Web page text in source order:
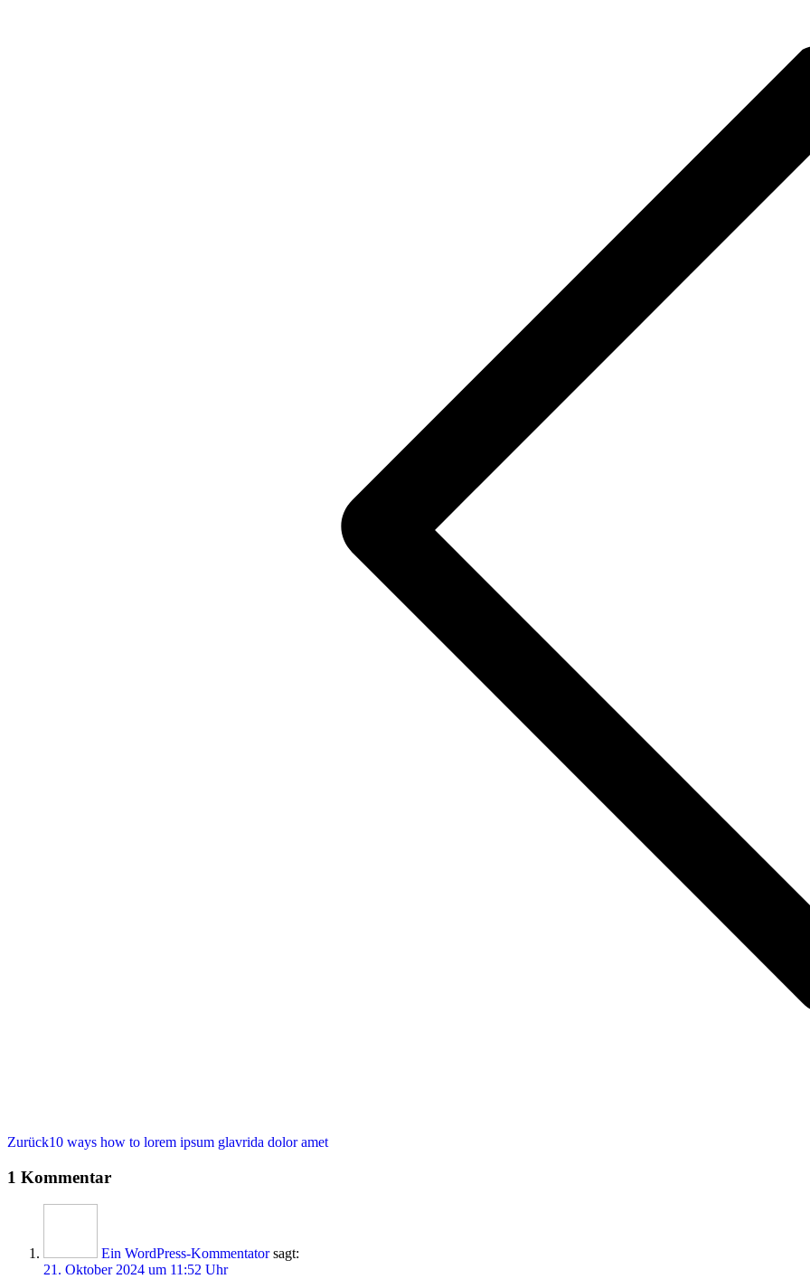
ZurückVorheriger
10 ways how to lorem ipsum glavrida dolor amet
1 Kommentar
Ein WordPress-Kommentator sagt:
21. Oktober 2024 um 11:52 Uhr